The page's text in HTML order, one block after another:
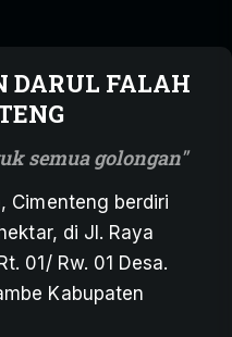
DARUL FALAH
semua golongan
Cimenteng berdiri
di Jl. Raya
01/ Rw. 01 Desa.
Kabupaten